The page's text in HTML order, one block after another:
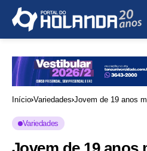
Início Variedades Jovem de 19 anos
Variedades